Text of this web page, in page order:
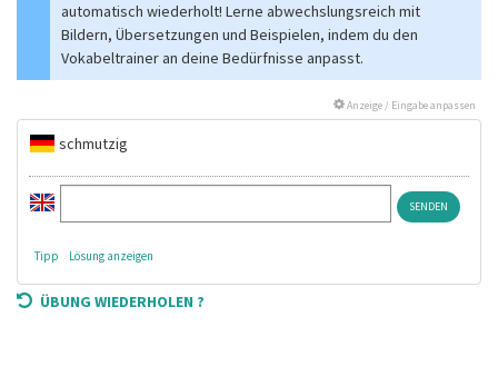
automatisch wiederholt! Lerne abwechslungsreich mit
Bildern, Übersetzungen und Beispielen, indem du den
Vokabeltrainer an deine Bedürfnisse anpasst.
Anzeige / Eingabe anpassen
schmutzig
Tipp Lösung anzeigen
ÜBUNG WIEDERHOLEN ?